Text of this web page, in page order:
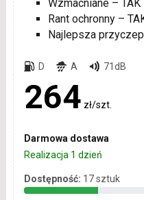
Wzmacniane – TAK
Rant ochronny –
Najlepsza
D A 71dB
264 zł/szt.
Darmowa dostawa
Realizacja 1 dzień
Dostępność: 17 sztuk